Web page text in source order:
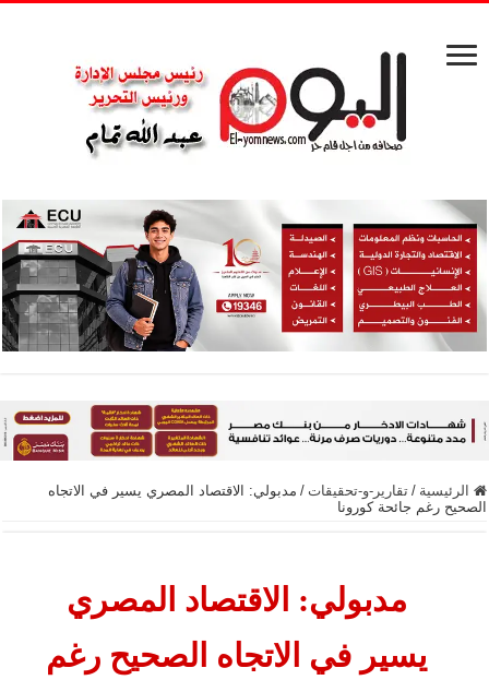
الرئيسية / تقارير-و-تحقيقات / مدبولي: الاقتصاد المصري يسير في الاتجاه
الصحيح رغم جائحة كورونا
مدبولي: الاقتصاد المصري
يسير في الاتجاه الصحيح رغم